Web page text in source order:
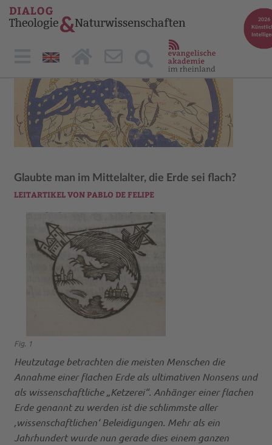
Glaubte man im Mittelalter, die Erde sei flach?
LEITARTIKEL VON PABLO DE FELIPE
Fig. 1
Heutzutage betrachten die meisten Menschen die
Annahme einer flachen Erde als ultimativen Nonsens und
als wissenschaftliche „Ketzerei“. Anhänger einer flachen
Erde genannt zu werden ist die schlimmste aller
‚wissenschaftlichen‘ Beleidigungen. Mehr als ein
Jahrhundert wurde nun gerade dies einem ganzen